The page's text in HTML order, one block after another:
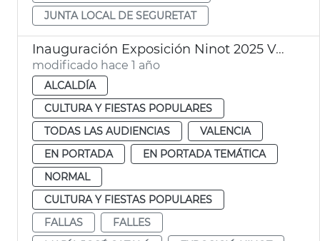
JUNTA LOCAL DE SEGURETAT
Inauguración Exposición Ninot 2025 València
modificado hace 1 año
ALCALDÍA
CULTURA Y FIESTAS POPULARES
TODAS LAS AUDIENCIAS
VALENCIA
EN PORTADA
EN PORTADA TEMÁTICA
NORMAL
CULTURA Y FIESTAS POPULARES
FALLAS
FALLES